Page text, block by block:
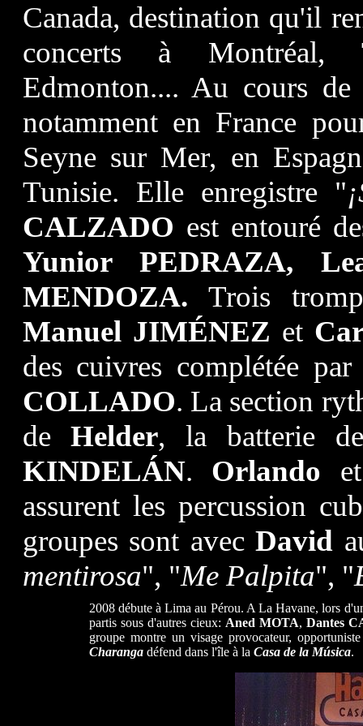
Canada, destination qu'il
concerts à Montréal,
Edmonton.... Au cours
notamment en France
Seyne sur Mer, en
Tunisie. Elle enregistre "
CALZADO est entouré
Yunior PEDRAZA,
MENDOZA.Trois
Manuel JIMÉNEZ et
des cuivres complétée
COLLADO. La section
deHelder, la batterie
KINDELÁN. Orlando
assurent les percussion
groupes sont avecDavid
mentirosa", "Me Palpita", "
2008 débute à Lima au Pérou. A La Havane, lors
partis sous d'autres cieux: Aned MOTA, Dantes
groupe montre un visage provocateur,
Charangadéfend dans l'île à la Casa de la Música.